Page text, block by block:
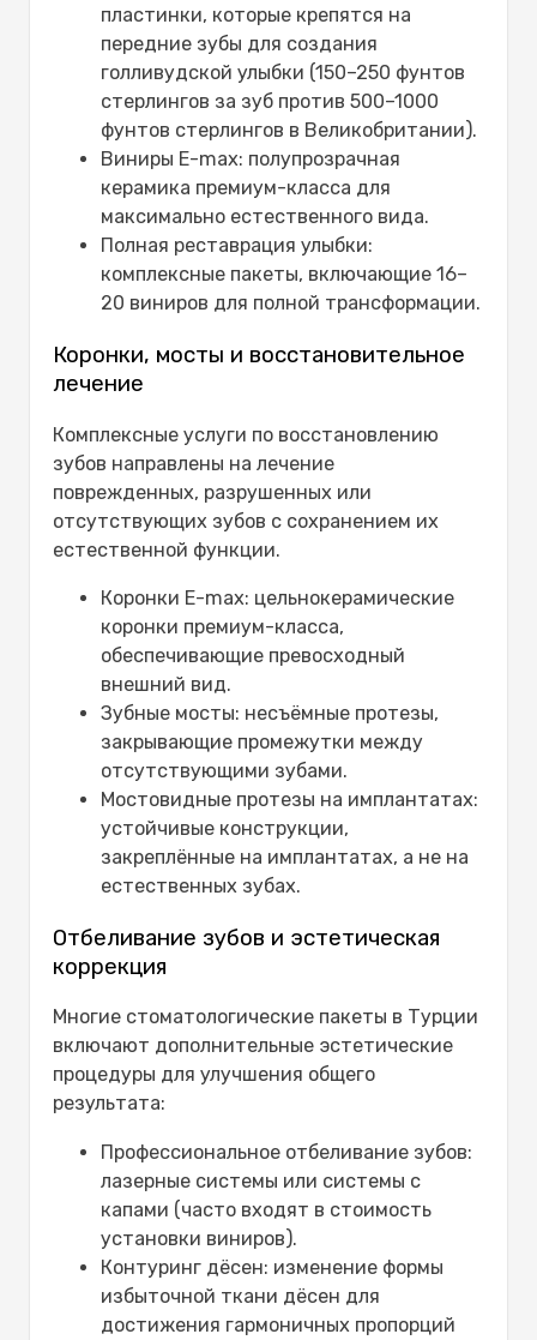
пластинки, которые крепятся на
передние зубы для создания
голливудской улыбки (150–250 фунтов
стерлингов за зуб против 500–1000
фунтов стерлингов в Великобритании).
Виниры E-max: полупрозрачная
керамика премиум-класса для
максимально естественного вида.
Полная реставрация улыбки:
комплексные пакеты, включающие 16–
20 виниров для полной трансформации.
Коронки, мосты и восстановительное
лечение
Комплексные услуги по восстановлению
зубов направлены на лечение
поврежденных, разрушенных или
отсутствующих зубов с сохранением их
естественной функции.
Коронки E-max: цельнокерамические
коронки премиум-класса,
обеспечивающие превосходный
внешний вид.
Зубные мосты: несъёмные протезы,
закрывающие промежутки между
отсутствующими зубами.
Мостовидные протезы на имплантатах:
устойчивые конструкции,
закреплённые на имплантатах, а не на
естественных зубах.
Отбеливание зубов и эстетическая
коррекция
Многие стоматологические пакеты в Турции
включают дополнительные эстетические
процедуры для улучшения общего
результата:
Профессиональное отбеливание зубов:
лазерные системы или системы с
капами (часто входят в стоимость
установки виниров).
Контуринг дёсен: изменение формы
избыточной ткани дёсен для
достижения гармоничных пропорций